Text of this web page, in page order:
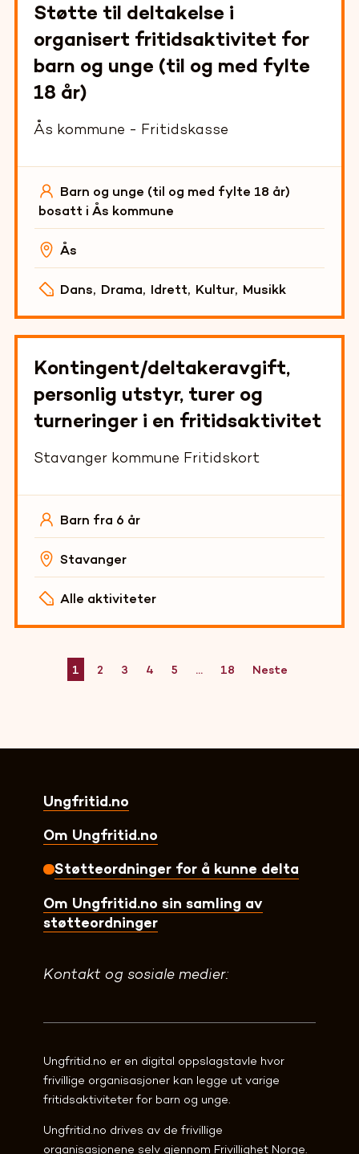
Støtte til deltakelse i
organisert fritidsaktivitet for
barn og unge (til og med fylte
18 år)
Ås kommune - Fritidskasse
Barn og unge (til og med fylte 18 år)
bosatt i Ås kommune
Ås
Dans, Drama, Idrett, Kultur, Musikk
Kontingent/deltakeravgift,
personlig utstyr, turer og
turneringer i en fritidsaktivitet
Stavanger kommune Fritidskort
Barn fra 6 år
Stavanger
Alle aktiviteter
1 2 3 4 5 ... 18 Neste
Ungfritid.no
Om Ungfritid.no
Støtteordninger for å kunne delta
Om Ungfritid.no sin samling av
støtteordninger
Kontakt og sosiale medier:
Ungfritid.no er en digital oppslagstavle hvor
frivillige organisasjoner kan legge ut varige
fritidsaktiviteter for barn og unge.
Ungfritid.no drives av de frivillige
organisasjonene selv gjennom Frivillighet Norge